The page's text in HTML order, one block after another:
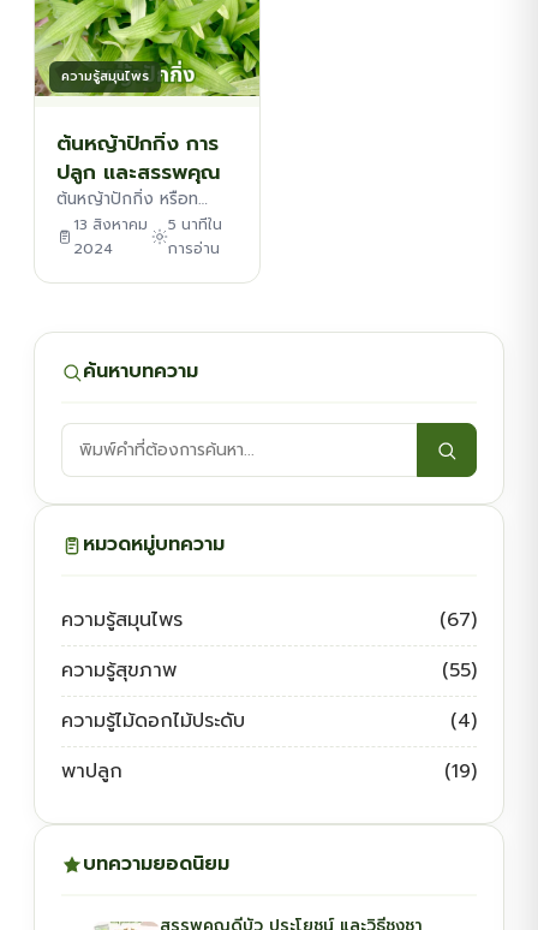
ไม้ดอกไม้ประดับ
ความรู้สมุนไพร
ต้นหญ้าปักกิ่ง การ
ปลูก และสรรพคุณ
ต้นหญ้าปักกิ่ง หรือท…
13 สิงหาคม
2024
5 นาทีใน
การอ่าน
ค้นหาบทความ
ค้นหา
บทความ:
หมวดหมู่บทความ
ความรู้สมุนไพร
(67)
ความรู้สุขภาพ
(55)
ความรู้ไม้ดอกไม้ประดับ
(4)
พาปลูก
(19)
บทความยอดนิยม